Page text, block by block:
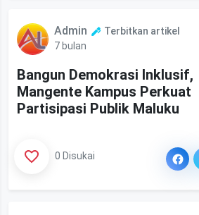
Admin
Terbitkan artikel
7 bulan
Bangun Demokrasi Inklusif,
Mangente Kampus Perkuat
Partisipasi Publik Maluku
0 Disukai